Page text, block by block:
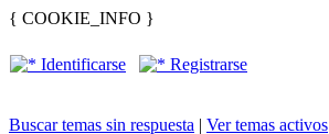
{ COOKIE_INFO }
Identificarse Registrarse
Buscar temas sin respuesta | Ver temas activos